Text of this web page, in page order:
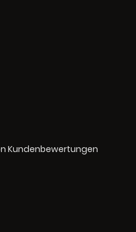
Kundenbewertungen